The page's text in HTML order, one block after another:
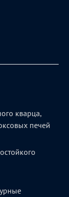
кварца,
печей